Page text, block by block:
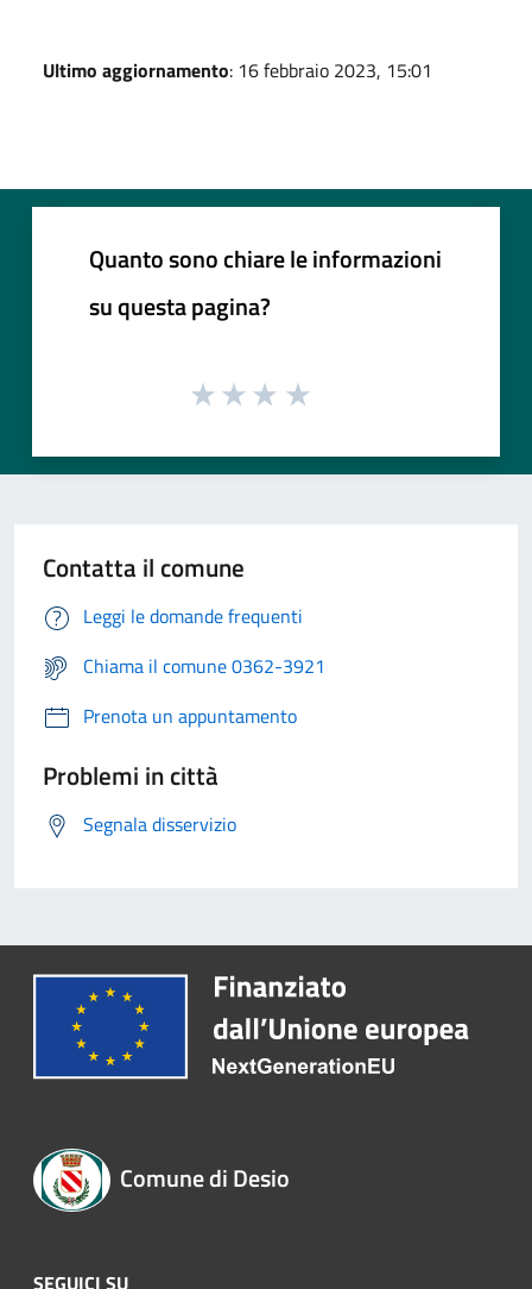
Ultimo aggiornamento: 16 febbraio 2023, 15:01
Quanto sono chiare le informazioni
su questa pagina?
Contatta il comune
Leggi le domande frequenti
Chiama il comune 0362-3921
Prenota un appuntamento
Problemi in città
Segnala disservizio
Comune di Desio
SEGUICI SU